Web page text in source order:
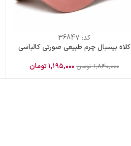
کد: 36847
کلاه بیسبال چرم طبیعی صورتی کالباسی
۱,۸۴۰,۰۰۰ تومان ۱,۱۹۵,۰۰۰تومان